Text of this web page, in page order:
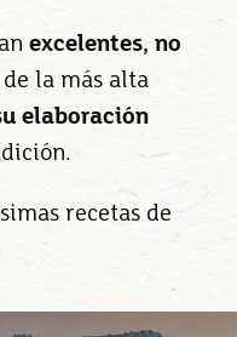
excelentes, no
de la más alta
elaboración
recetas de